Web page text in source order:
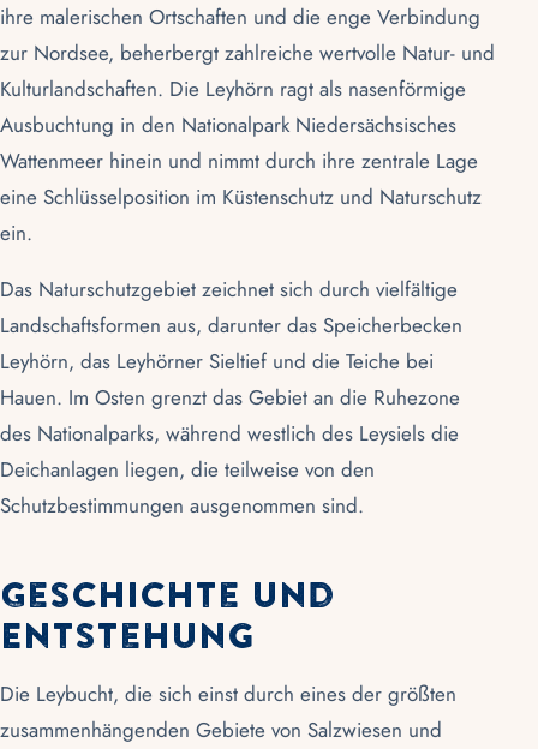
ihre malerischen Ortschaften und die enge Verbindung
zur Nordsee, beherbergt zahlreiche wertvolle Natur- und
Kulturlandschaften. Die Leyhörn ragt als nasenförmige
Ausbuchtung in den Nationalpark Niedersächsisches
Wattenmeer hinein und nimmt durch ihre zentrale Lage
eine Schlüsselposition im Küstenschutz und Naturschutz
ein.
Das Naturschutzgebiet zeichnet sich durch vielfältige
Landschaftsformen aus, darunter das Speicherbecken
Leyhörn, das Leyhörner Sieltief und die Teiche bei
Hauen. Im Osten grenzt das Gebiet an die Ruhezone
des Nationalparks, während westlich des Leysiels die
Deichanlagen liegen, die teilweise von den
Schutzbestimmungen ausgenommen sind.
Geschichte und
Entstehung
Die Leybucht, die sich einst durch eines der größten
zusammenhängenden Gebiete von Salzwiesen und